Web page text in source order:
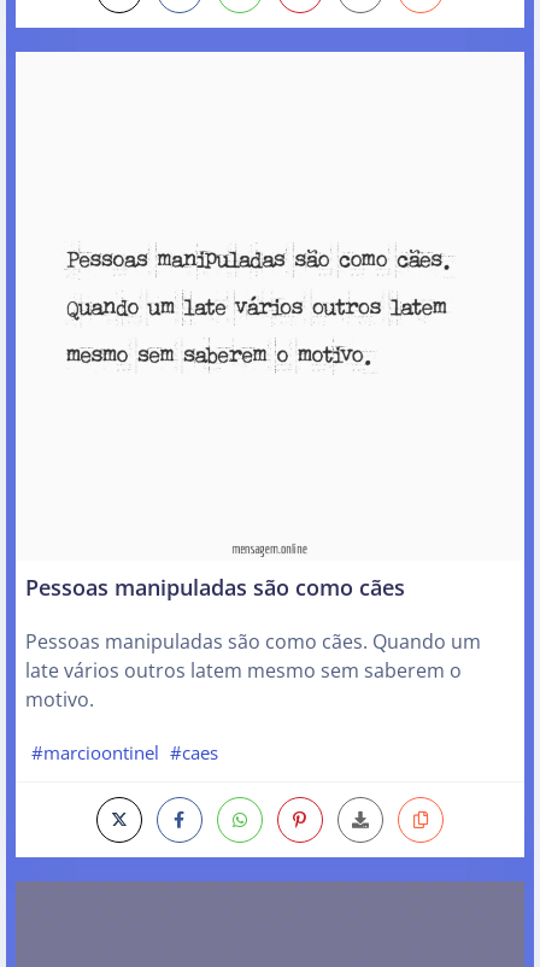
Pessoas manipuladas são como cães
Pessoas manipuladas são como cães. Quando um
late vários outros latem mesmo sem saberem o
motivo.
#marcioontinel #caes